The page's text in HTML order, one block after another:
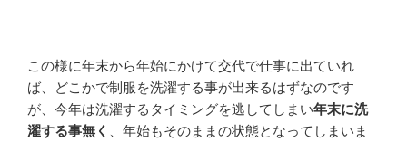
この様に年末から年始にかけて交代で仕事に出ていれ
ば、どこかで制服を洗濯する事が出来るはずなのです
が、今年は洗濯するタイミングを逃してしまい年末に洗
濯する事無く
、年始もそのままの状態となってしまいま